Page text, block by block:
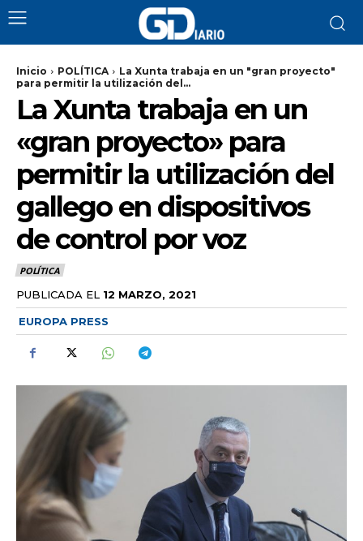
Inicio POLÍTICA
La Xunta trabaja en un "gran proyecto"
para permitir la utilización del...
La Xunta trabaja en un
«gran proyecto» para
permitir la utilización del
gallego en dispositivos
de control por voz
POLÍTICA
PUBLICADA EL 12 MARZO, 2021
EUROPA PRESS